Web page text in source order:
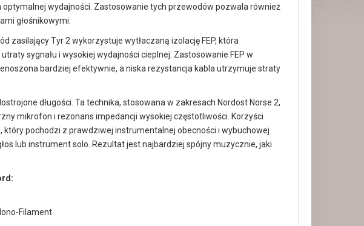
wydajności. Zastosowanie tych przewodów pozwala również
głośnikowymi.
zasilający Tyr 2 wykorzystuje wytłaczaną izolację FEP, która
sygnału i wysokiej wydajności cieplnej. Zastosowanie FEP w
bardziej efektywnie, a niska rezystancja kabla utrzymuje straty
długości. Ta technika, stosowana w zakresach Nordost Norse 2,
mikrofon i rezonans impedancji wysokiej częstotliwości. Korzyści
który pochodzi z prawdziwej instrumentalnej obecności i wybuchowej
lub instrument solo. Rezultat jest najbardziej spójny muzycznie, jaki
Filament